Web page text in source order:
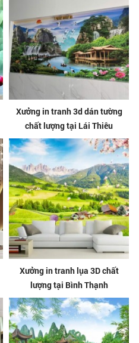
Xưởng in tranh 3d dán tường
chất lượng tại Lái Thiêu
Xưởng in tranh lụa 3D chất
lượng tại Bình Thạnh